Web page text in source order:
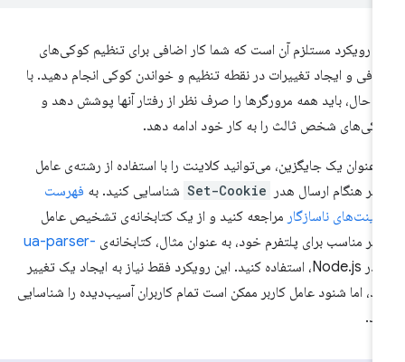
رویکرد مستلزم آن است که شما کار اضافی برای تنظیم کوکی‌های
و ایجاد تغییرات در نقطه تنظیم و خواندن کوکی انجام دهید. با
حال، باید همه مرورگرها را صرف نظر از رفتار آنها پوشش دهد و
شخص ثالث را به کار خود ادامه دهد.
عنوان یک جایگزین، می‌توانید کلاینت را با استفاده از رشته‌ی عامل
هنگام ارسال هدر Set-Cookie شناسایی کنید. بهفهرست
ناسازگارمراجعه کنید و از یک کتابخانه‌ی تشخیص عامل
مناسب برای پلتفرم خود، به عنوان مثال، کتابخانه‌یua-parser-
در Node.js، استفاده کنید. این رویکرد فقط نیاز به ایجاد یک تغییر
اما شنود عامل کاربر ممکن است تمام کاربران آسیب‌دیده را شناسایی